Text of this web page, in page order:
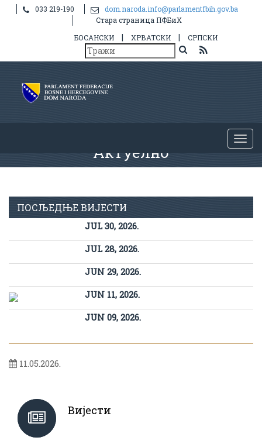
033 219-190
dom.naroda.info@parlamentfbih.gov.ba
Стара страница ПФБиХ
БОСАНСКИ
| ХРВАТСКИ | СРПСКИ
Актуелно
ПОСЉЕДЊЕ ВИЈЕСТИ
JUL 30, 2026.
JUL 28, 2026.
JUN 29, 2026.
JUN 11, 2026.
JUN 09, 2026.
11.05.2026.
Вијести